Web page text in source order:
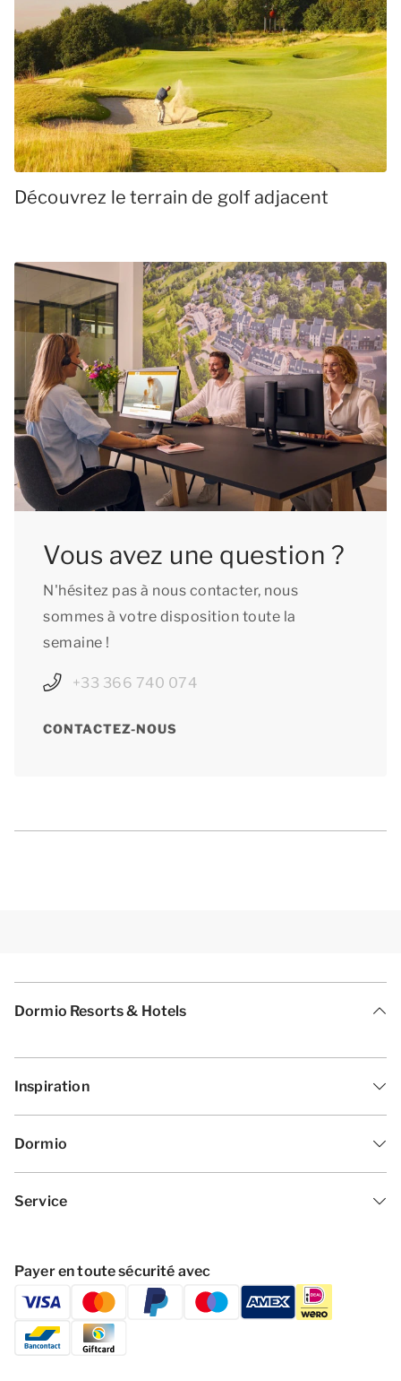
Découvrez le terrain de golf adjacent
Vous avez une question ?
N'hésitez pas à nous contacter, nous
sommes à votre disposition toute la
semaine !
+33 366 740 074
CONTACTEZ-NOUS
Dormio Resorts & Hotels
Inspiration
Dormio
Service
Payer en toute sécurité avec